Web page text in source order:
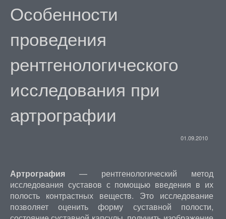
Особенности
проведения
рентгенологического
исследования при
артрографии
01.09.2010
Артрография— рентгенологический метод
исследования суставов с помощью введения в их
полость контрастных веществ. Это исследование
позволяет оценить форму суставной полости,